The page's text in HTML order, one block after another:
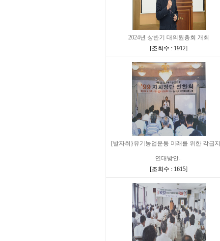
2024년 상반기 대의원총회 개최
[조회수 : 1912]
[발자취}유기농업운동 미래를 위한 각급
연대방안..
[조회수 : 1615]